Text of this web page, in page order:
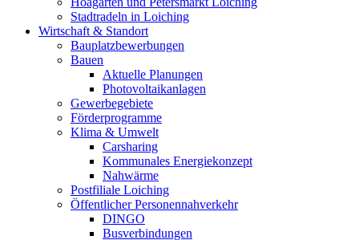
Stadtradeln in Loiching
Wirtschaft & Standort
Bauplatzbewerbungen
Bauen
Aktuelle Planungen
Photovoltaikanlagen
Gewerbegebiete
Förderprogramme
Klima & Umwelt
Carsharing
Kommunales Energiekonzept
Nahwärme
Postfiliale Loiching
Öffentlicher Personennahverkehr
DINGO
Busverbindungen